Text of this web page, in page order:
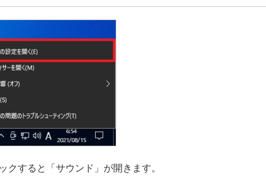
クすると「サウンド」が開きます。